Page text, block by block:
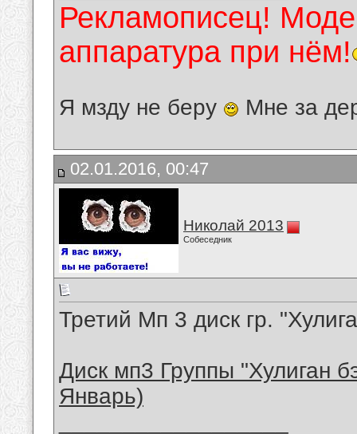
Рекламописец!
аппаратура при нём!
Я мзду не беру Мне за
02.01.2016, 00:47
Николай 2013
Собеседник
Третий Мп 3 диск гр.
Диск мп3 Группы "Хулиган
Январь)